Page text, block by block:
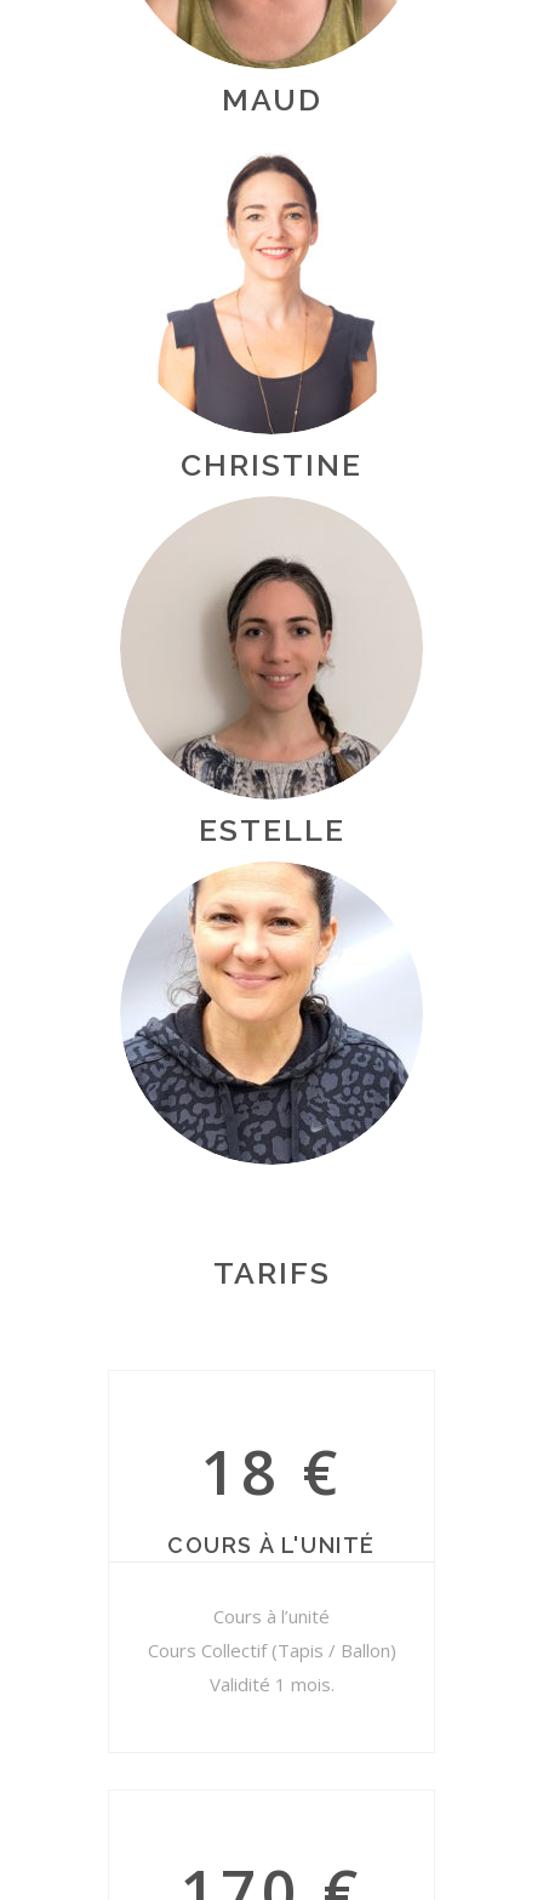
MAUD
CHRISTINE
ESTELLE
TARIFS
18 €
COURS À L'UNITÉ
Cours à l’unité
Cours Collectif (Tapis / Ballon)
Validité 1 mois.